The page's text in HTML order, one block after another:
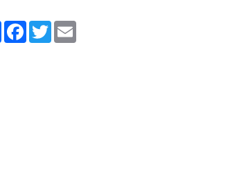
PartagerFacebook
TwitterEmail